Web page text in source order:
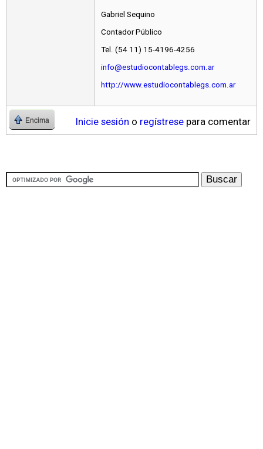
Gabriel Sequino
Contador Público
Tel. (54 11) 15-4196-4256
info@estudiocontablegs.com.ar
http://www.estudiocontablegs.com.ar
Encima Inicie sesión o regístrese para comentar